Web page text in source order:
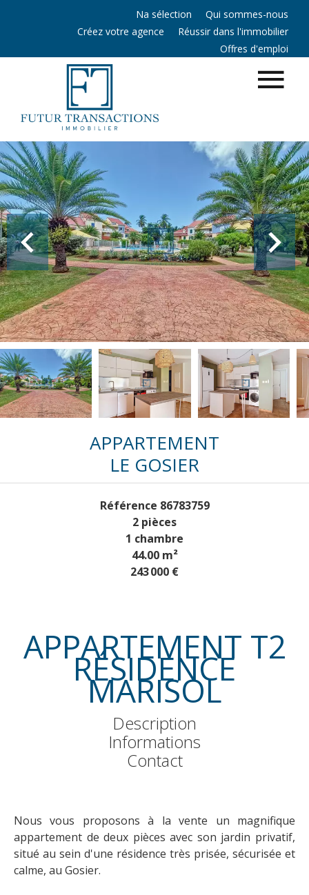
Na sélection
Qui sommes-nous
Créez votre agence
Réussir dans l'immobilier
Offres d'emploi
APPARTEMENT
LE GOSIER
Référence 86783759
2 pièces
1 chambre
44.00m²
243 000 €
APPARTEMENT T2
RÉSIDENCE
MARISOL
Description
Informations
Contact
Nous vous proposons à la vente un magnifique
appartement de deux pièces avec son jardin privatif,
situé au sein d'une résidence très prisée, sécurisée et
calme, au Gosier.